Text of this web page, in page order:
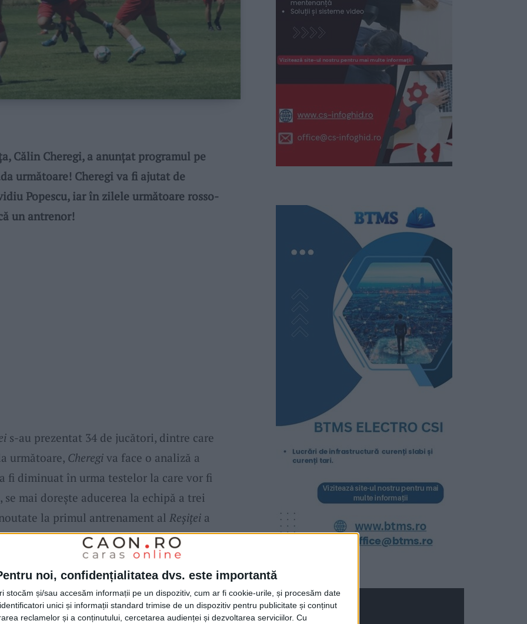
noi, confidențialitatea dvs. este importantă
stocăm și/sau accesăm informații pe un dispozitiv, cum ar fi cookie-urile, și procesăm date
unici și informații standard trimise de un dispozitiv pentru publicitate și conținut
reclamelor și a conținutului, cercetarea audienței și dezvoltarea serviciilor. Cu
Călin Cheregi, a anunțat programul pe
următoare! Cheregi va fi ajutat de
Popescu, iar în zilele următoare rosso-
un antrenor!
s-au prezentat 34 de jucători, dintre care
următoare, Cheregiva face o analiză a
fi diminuat în urma testelor la care vor fi
mai dorește aducerea la echipă a trei
la primul antrenament al Reșițeia
, fostul golgheter de laVoința Lupac
nevoie de trei jucători cu experiență care
Cred că putem cu acest lot să aspirăm